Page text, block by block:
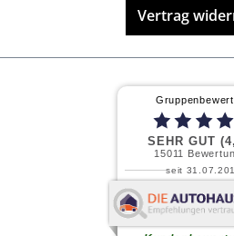
Vertrag